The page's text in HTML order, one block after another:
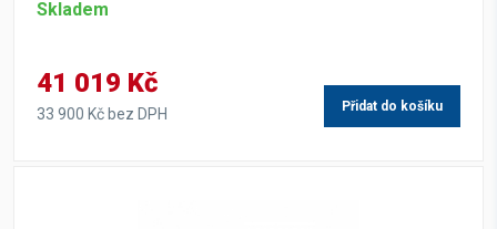
Skladem
41 019 Kč
33 900 Kč bez DPH Přidat do košíku